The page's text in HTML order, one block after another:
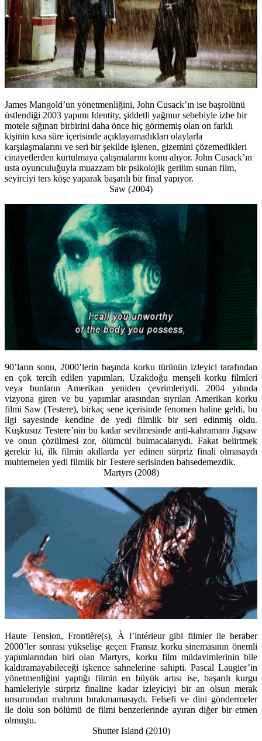
James Mangold’un yönetmenliğini, John Cusack’ın ise başrolünü
üstlendiği 2003 yapımı Identity, şiddetli yağmur sebebiyle izbe bir
motele sığınan birbirini daha önce hiç görmemiş olan on farklı
kişinin kısa süre içerisinde açıklayamadıkları olaylarla
karşılaşmalarını ve seri bir şekilde işlenen, gizemini çözemedikleri
cinayetlerden kurtulmaya çalışmalarını konu alıyor. John Cusack’ın
usta oyunculuğuyla muazzam bir psikolojik gerilim sunan film,
seyirciyi ters köşe yaparak başarılı bir final yapıyor.
Saw (2004)
90’ların sonu, 2000’lerin başında korku türünün izleyici tarafından
en çok tercih edilen yapımları, Uzakdoğu menşeli korku filmleri
veya bunların Amerikan yeniden çevrimleriydi. 2004 yılında
vizyona giren ve bu yapımlar arasından sıyrılan Amerikan korku
filmi Saw (Testere), birkaç sene içerisinde fenomen haline geldi, bu
ilgi sayesinde kendine de yedi filmlik bir seri edinmiş oldu.
Kuşkusuz Testere’nin bu kadar sevilmesinde anti-kahramanı Jigsaw
ve onun çözülmesi zor, ölümcül bulmacalarıydı. Fakat belirtmek
gerekir ki, ilk filmin akıllarda yer edinen sürpriz finali olmasaydı
muhtemelen yedi filmlik bir Testere serisinden bahsedemezdik.
Martyrs (2008)
Haute Tension, Frontière(s), À l’intérieur gibi filmler ile beraber
2000’ler sonrası yükselişe geçen Fransız korku sinemasının önemli
yapımlarından biri olan Martyrs, korku film müdavimlerinin bile
kaldıramayabileceği işkence sahnelerine sahipti. Pascal Laugier’in
yönetmenliğini yaptığı filmin en büyük artısı ise, başarılı kurgu
hamleleriyle sürpriz finaline kadar izleyiciyi bir an olsun merak
unsurundan mahrum bırakmamasıydı. Felsefi ve dini göndermeler
ile dolu son bölümü de filmi benzerlerinde ayıran diğer bir etmen
olmuştu.
Shutter Island (2010)